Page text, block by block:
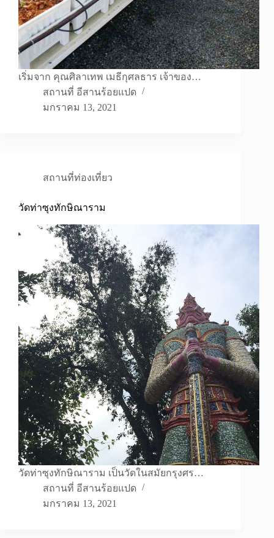
เริ่มจาก คุณศิลาเทพ เมธีกุศลธาร เจ้าของ…
สถานที่ อีสานร้อยแปด
มกราคม 13, 2021
สถานที่ท่องเที่ยว
วัดท่าซุงทักษิณาราม
วัดท่าซุงทักษิณาราม เป็นวัดในสมัยกรุงศร…
สถานที่ อีสานร้อยแปด
มกราคม 13, 2021